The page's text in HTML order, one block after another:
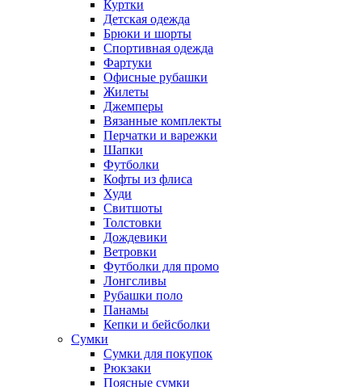
Куртки
Детская одежда
Брюки и шорты
Спортивная одежда
Фартуки
Офисные рубашки
Жилеты
Джемперы
Вязанные комплекты
Перчатки и варежки
Шапки
Футболки
Кофты из флиса
Худи
Свитшоты
Толстовки
Дождевики
Ветровки
Футболки для промо
Лонгсливы
Рубашки поло
Панамы
Кепки и бейсболки
Сумки
Сумки для покупок
Рюкзаки
Поясные сумки